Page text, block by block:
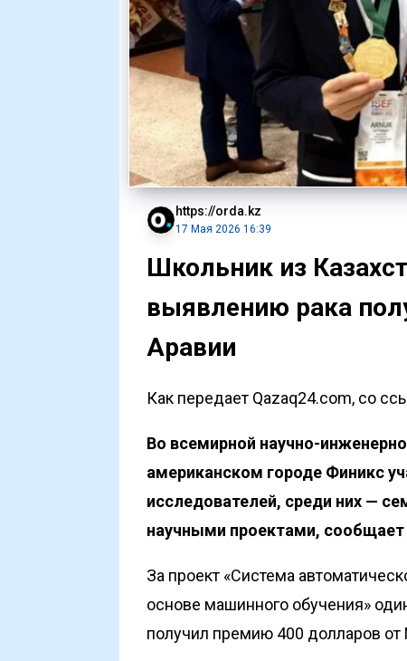
https://orda.kz
17 Мая 2026 16:39
Школьник из
выявлению рака
Аравии
Как передает Qazaq24.com, со
Во всемирной научно-
американском городе Финикс
исследователей, среди них —
научными проектами, сообщает
За проект «Система
основе машинного обучения»
получил премию 400 долларов от